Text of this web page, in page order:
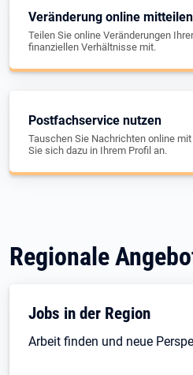
Veränderung online mitteilen
Teilen Sie online Veränderungen
finanziellen Verhältnisse mit.
Postfachservice nutzen
Tauschen Sie Nachrichten online
Sie sich dazu in Ihrem Profil an.
Regionale
Jobs in der Region
Arbeit finden und neue